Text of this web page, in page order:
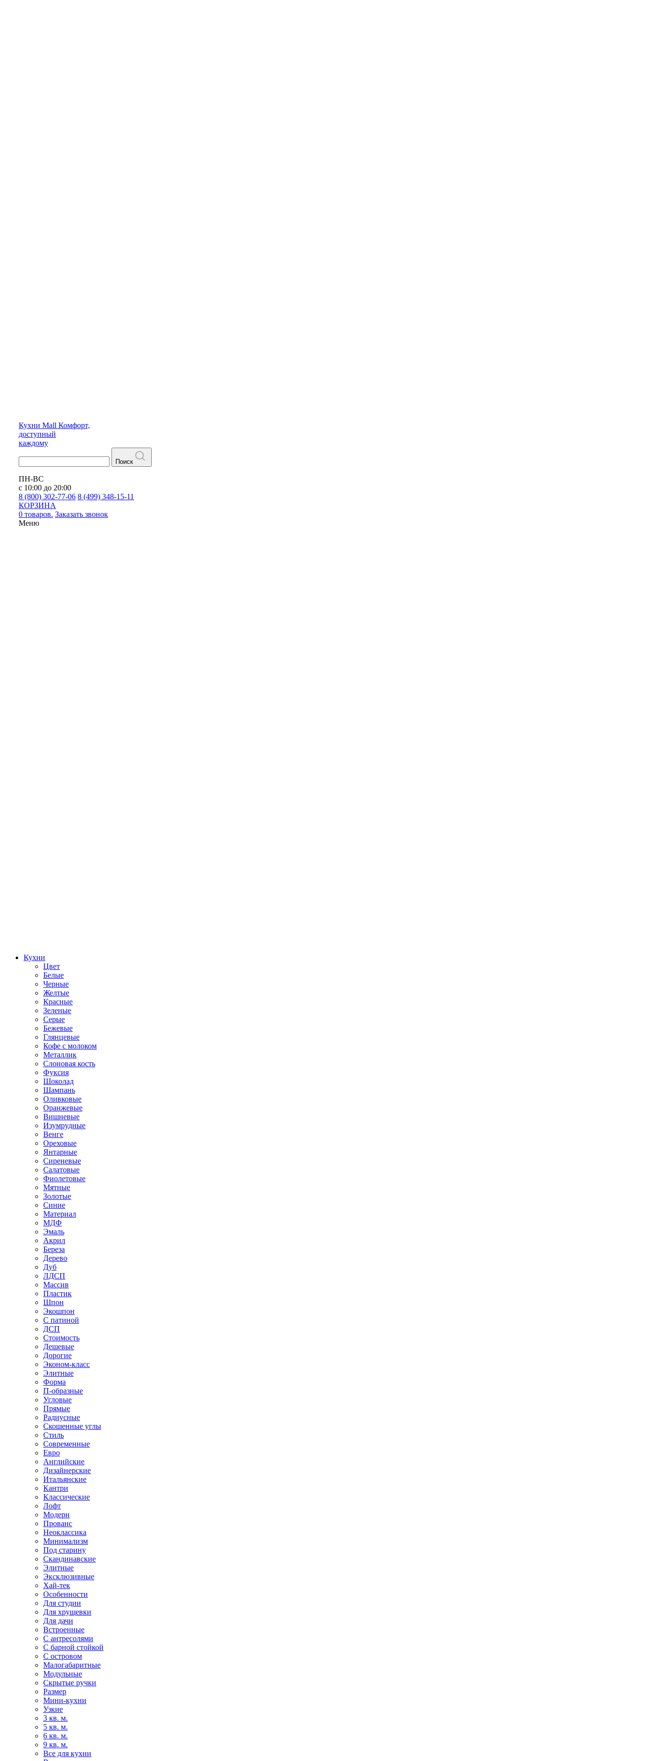
Кухни Mall Комфорт,
доступный
каждому
Поиск
ПН-ВС
с 10:00 до 20:00
8 (800) 302-77-06 8 (499) 348-15-11
КОРЗИНА
0 товаров. Заказать звонок
Меню
Кухни
Цвет
Белые
Черные
Желтые
Красные
Зеленые
Серые
Бежевые
Глянцевые
Кофе с молоком
Металлик
Слоновая кость
Фуксия
Шоколад
Шампань
Оливковые
Оранжевые
Вишневые
Изумрудные
Венге
Ореховые
Янтарные
Сиреневые
Салатовые
Фиолетовые
Мятные
Золотые
Синие
Материал
МДФ
Эмаль
Акрил
Береза
Дерево
Дуб
ЛДСП
Массив
Пластик
Шпон
Экошпон
С патиной
ДСП
Стоимость
Дешевые
Дорогие
Эконом-класс
Элитные
Форма
П-образные
Угловые
Прямые
Радиусные
Скошенные углы
Стиль
Современные
Евро
Английские
Дизайнерские
Итальянские
Кантри
Классические
Лофт
Модерн
Прованс
Неоклассика
Минимализм
Под старину
Скандинавские
Элитные
Эксклюзивные
Хай-тек
Особенности
Для студии
Для хрущевки
Для дачи
Встроенные
С антресолями
С барной стойкой
С островом
Малогабаритные
Модульные
Скрытые ручки
Размер
Мини-кухни
Узкие
3 кв. м.
5 кв. м.
6 кв. м.
9 кв. м.
Все для кухни